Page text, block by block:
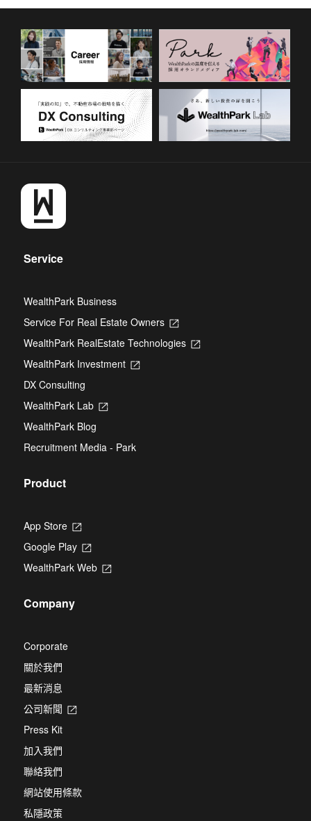
Service
WealthPark Business
Service For Real Estate Owners
Opens
a
WealthPark RealEstate Technologies
Opens
WealthPark Investment
Opens
DX Consulting
WealthPark Lab
Opens
new
tab
WealthPark Blog
Recruitment Media - Park
Product
App Store
Opens
a
new
tab
Google Play
Opens
a
WealthPark Web
Opens
Company
Corporate
關於我們
最新消息
公司新聞
Opens
Press Kit
加入我們
聯絡我們
網站使用條款
私隱政策